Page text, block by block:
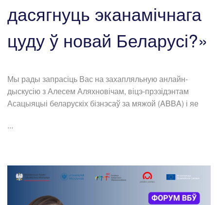
дасягнуць эканамічнага
цуду ў новай Беларусі?»
Мы рады запрасіць Вас на захапляльную анлайн-
дыскусію з Алесем Аляхновічам, віцэ-прэзідэнтам
Асацыяцыі беларускіх бізнэсаў за мяжой (ABBA) і яе
...